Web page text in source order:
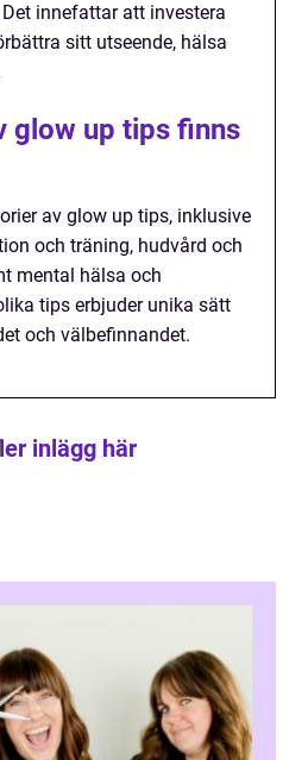
innefattar att investera
sitt utseende, hälsa
glow up tips finns
av glow up tips, inklusive
och träning, hudvård och
mental hälsa och
tips erbjuder unika sätt
och välbefinnandet.
inlägg här